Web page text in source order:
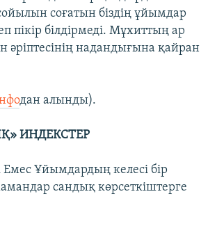
соғатын біздің ұйымдар
пікір білдірмеді. Мұхиттың ар
әріптесінің надандығына қайран
дан алынды).
ИНДЕКСТЕР
Емес Ұйымдардың келесі бір
сандық көрсеткіштерге